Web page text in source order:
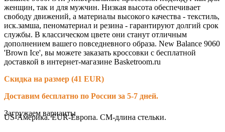
женщин, так и для мужчин. Низкая высота обеспечивает
свободу движений, а материалы высокого качества - текстиль,
иск.замша, пеноматериал и резина - гарантируют долгий срок
службы. В классическом цвете они станут отличным
дополнением вашего повседневного образа. New Balance 9060
'Brown Ice', вы можете заказать кроссовки с бесплатной
доставкой в интернет-магазине Basketroom.ru
Скидка на размер (41 EUR)
Доставим бесплатно по России за 5-7 дней.
Loading...
Загружаем варианты
US-Америка. EUR-Европа. CM-длина стельки.